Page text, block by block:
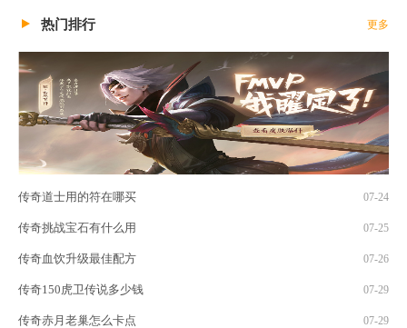
热门排行 更多
传奇道士用的符在哪买 07-24
传奇挑战宝石有什么用 07-25
传奇血饮升级最佳配方 07-26
传奇150虎卫传说多少钱 07-29
传奇赤月老巢怎么卡点 07-29